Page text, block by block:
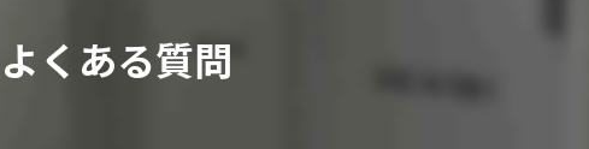
よくある質問